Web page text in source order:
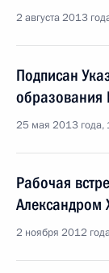
2 августа 2013
Подписан
образования
25 мая 2013 года,
Рабочая
Александром
2 ноября 2012